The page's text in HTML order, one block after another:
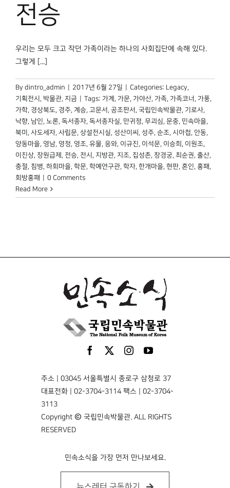
전승
우리는 모두 크고 작던 가족이라는 하나의 사회집단에 속해 있다.
그렇게 [...]
By dintro_admin 2017년 6월 27일 Categories: Legacy,
기획전시 , 박물관, 지금 Tags: 가계 , 가문, 가야산, 가족, 가족코너 , 가풍,
가학, 경상북도, 경주, 계승, 고문서 , 공조판서 , 국립민속박물관, 기로사,
낙향, 남인, 노론, 독서종자, 독서종자실, 만귀정, 무괴심, 문중, 민속마을,
북미 , 사도세자, 사립문, 상설전시실, 성산이씨 , 성주, 순조, 시아첩, 안동,
양동마을, 영남, 영정, 영조, 유물, 응와, 이규진, 이석문, 이승희 , 이원조,
이진상, 장원급제 , 전승, 전시 , 지방관, 지조, 집성촌, 창경궁, 최순권, 출산,
충절, 침병, 하회마을, 학문, 학예연구관, 학자, 한개마을, 현판, 혼인, 홍패 ,
회방홍패
0 Comments
Read More
주소 | 03045 서울특별시 종로구 삼청로 37
대표전화 | 02-3704-3114 팩스 | 02-3704-
3113
Copyright © 국립민속박물관. ALL RIGHTS
RESERVED
민속소식을 가장 먼저 만나보세요.